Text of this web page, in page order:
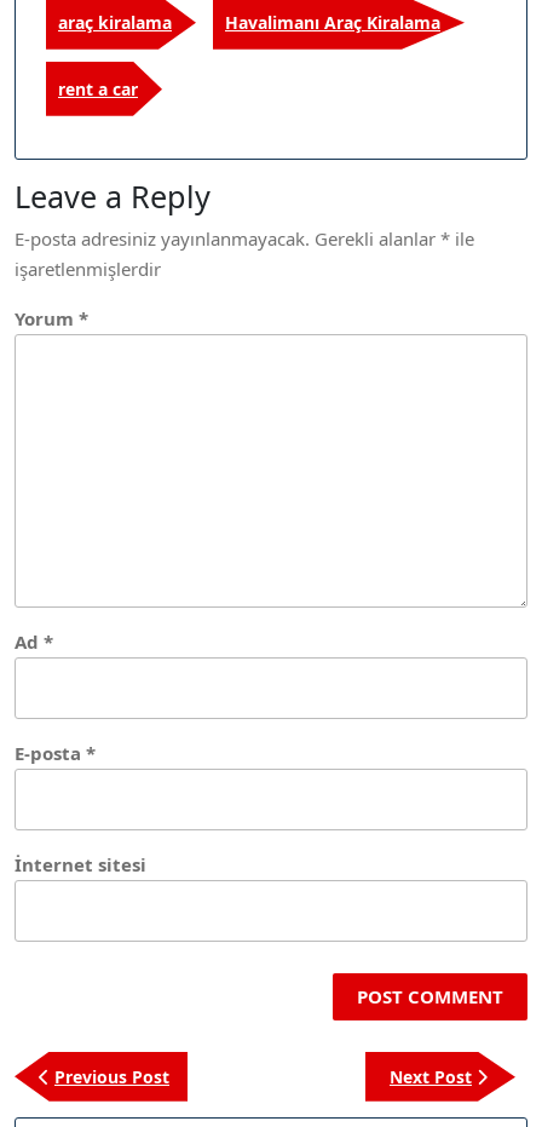
araç kiralama Havalimanı Araç Kiralama
rent a car
Leave a Reply
E-posta adresiniz yayınlanmayacak. Gerekli alanlar * ile
işaretlenmişlerdir
Yorum *
Ad *
E-posta *
İnternet sitesi
Yazı
gezinmesi
Previous PostPrevious
Post
Next Post
Next
Post